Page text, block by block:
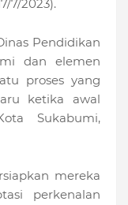
7/2023).
Pendidikan
dan elemen
proses yang
ketika awal
Sukabumi,
mereka
perkenalan